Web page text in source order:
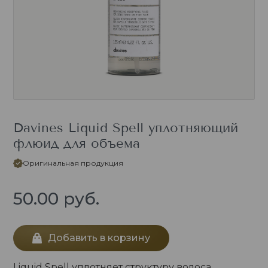
Davines Liquid Spell уплотняющий
флюид для объема
Оригинальная продукция
50.00 руб.
Добавить в корзину